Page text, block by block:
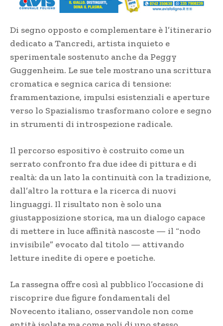
Di segno opposto e complementare è l’itinerario
dedicato a Tancredi, artista inquieto e
sperimentale sostenuto anche da Peggy
Guggenheim. Le sue tele mostrano una scrittura
cromatica e segnica carica di tensione:
frammentazione, impulsi esistenziali e aperture
verso lo Spazialismo trasformano colore e segno
in strumenti di introspezione radicale.
Il percorso espositivo è costruito come un
serrato confronto fra due idee di pittura e di
realtà: da un lato la continuità con la tradizione,
dall’altro la rottura e la ricerca di nuovi
linguaggi. Il risultato non è solo una
giustapposizione storica, ma un dialogo capace
di mettere in luce affinità nascoste — il “nodo
invisibile” evocato dal titolo — attivando
letture inedite di opere e poetiche.
La rassegna offre così al pubblico l’occasione di
riscoprire due figure fondamentali del
Novecento italiano, osservandole non come